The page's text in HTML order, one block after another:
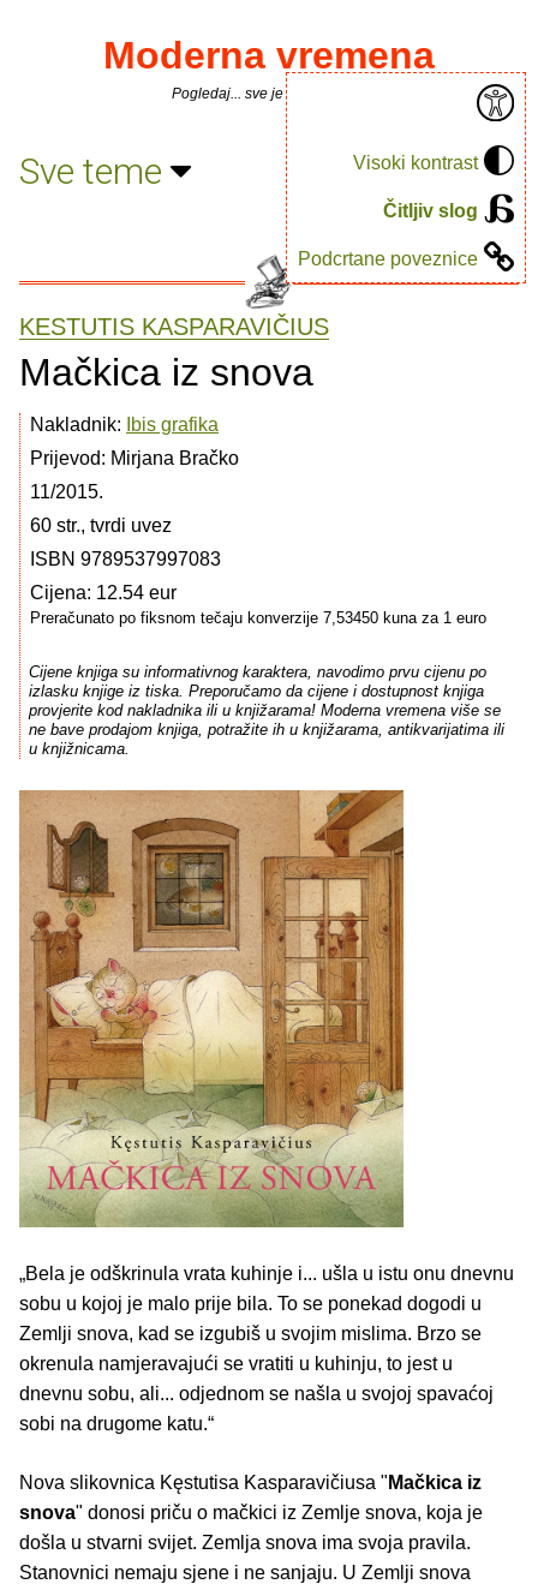
Visoki kontrast
Čitljiv slog
Podcrtane poveznice
Moderna vremena
Pogledaj... sve je puno knjiga.
Sve teme
KESTUTIS KASPARAVIČIUS
Mačkica iz snova
Nakladnik:
Ibis grafika
Prijevod: Mirjana Bračko
11/2015.
60 str., tvrdi uvez
ISBN 9789537997083
Cijena: 12.54 eur
Preračunato po fiksnom tečaju konverzije 7,53450 kuna za 1 euro
Cijene knjiga su informativnog karaktera, navodimo prvu cijenu po
izlasku knjige iz tiska. Preporučamo da cijene i dostupnost knjiga
provjerite kod nakladnika ili u knjižarama! Moderna vremena više se
ne bave prodajom knjiga, potražite ih u knjižarama, antikvarijatima ili
u knjižnicama.
„Bela je odškrinula vrata kuhinje i... ušla u istu onu dnevnu
sobu u kojoj je malo prije bila. To se ponekad dogodi u
Zemlji snova, kad se izgubiš u svojim mislima. Brzo se
okrenula namjeravajući se vratiti u kuhinju, to jest u
dnevnu sobu, ali... odjednom se našla u svojoj spavaćoj
sobi na drugome katu.“
Nova slikovnica Kęstutisa Kasparavičiusa " Mačkica iz
snova" donosi priču o mačkici iz Zemlje snova, koja je
došla u stvarni svijet. Zemlja snova ima svoja pravila.
Stanovnici nemaju sjene i ne sanjaju. U Zemlji snova